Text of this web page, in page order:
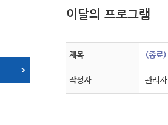
이달의 프로그램
제목 (종료
작성자 관리자